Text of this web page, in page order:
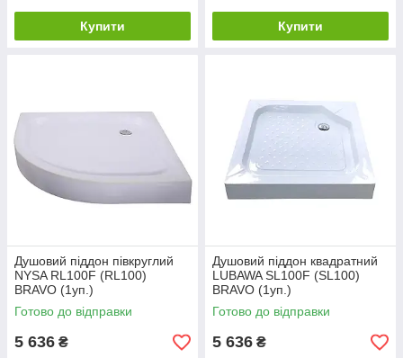
Купити Купити
Душовий піддон півкруглий
NYSA RL100F (RL100)
BRAVO (1уп.)
Готово до відправки
5 636 ₴
Душовий піддон квадратний
LUBAWA SL100F (SL100)
BRAVO (1уп.)
Готово до відправки
5 636 ₴